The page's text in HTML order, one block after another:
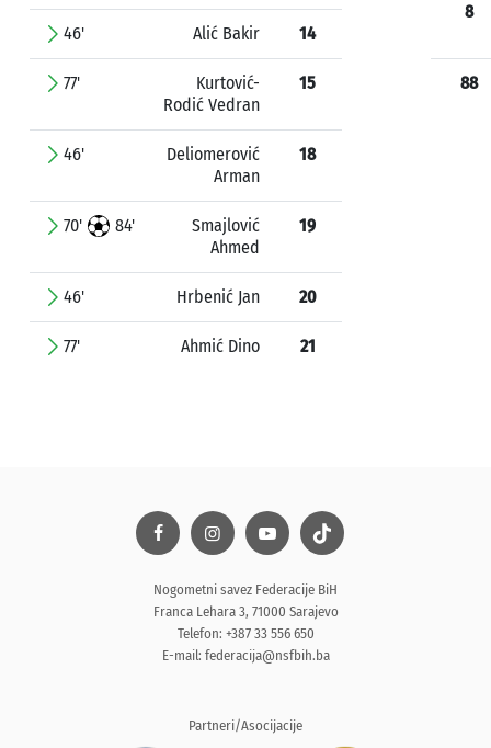
46' Alić Bakir 14
77'
Kurtović-
Rodić Vedran
15
46'
Deliomerović
Arman
18
70' 84'
Smajlović
Ahmed
19
46' Hrbenić Jan 20
77' Ahmić Dino 21
8
88
Nogometni savez Federacije BiH
Franca Lehara 3, 71000 Sarajevo
Telefon: +387 33 556 650
E-mail: federacija@nsfbih.ba
Partneri/Asocijacije